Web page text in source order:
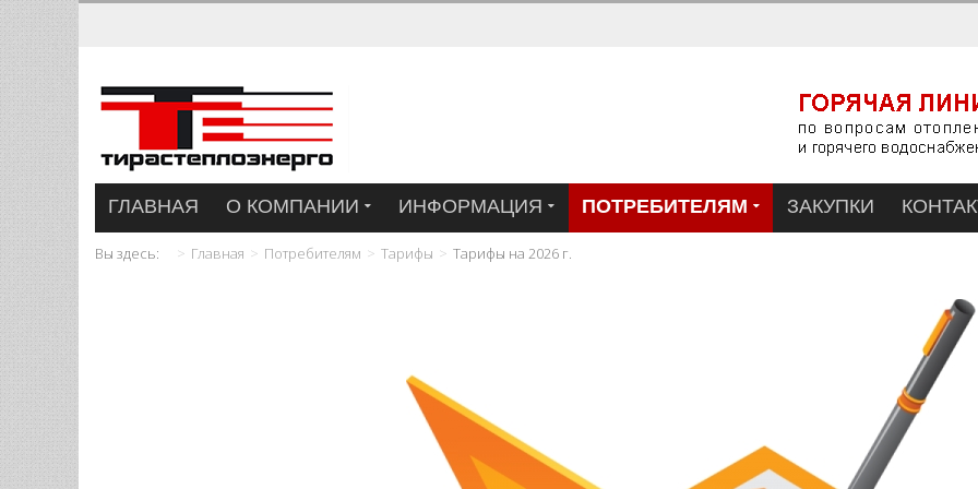
ГЛАВНАЯ О КОМПАНИИ ИНФОРМАЦИЯ ПОТРЕБИТЕЛЯМ ЗАКУПКИ
Вы здесь: Главная Потребителям Тарифы Тарифы на 2026 г.